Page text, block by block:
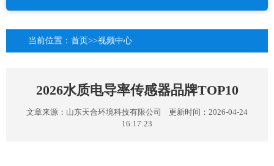
当前位置： 首页>>视频中心
2026水质电导率传感器品牌TOP10
文章来源： 山东天合环境科技有限公司
更新时间：2026-04-24
16:17:23